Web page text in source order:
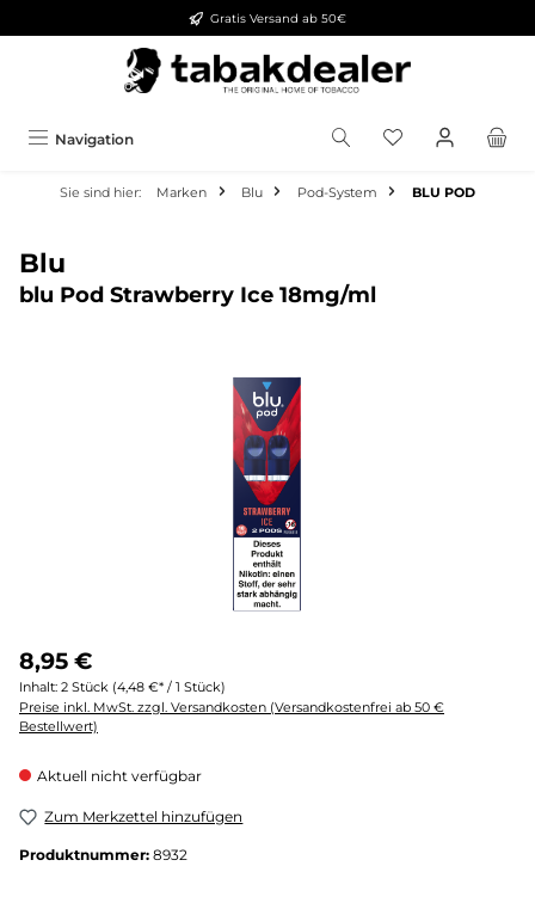
Gratis Versand ab 50€
Navigation
Sie sind hier: Marken Blu Pod-System BLU POD
Blu
blu Pod Strawberry Ice 18mg/ml
8,95 €
Inhalt: 2 Stück (4,48 €* / 1 Stück)
Preise inkl. MwSt. zzgl. Versandkosten (Versandkostenfrei ab 50 €
Bestellwert)
Aktuell nicht verfügbar
Zum Merkzettel hinzufügen
Produktnummer: 8932